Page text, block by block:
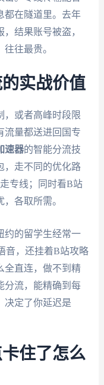
都在隧道里。去年
结果账号被盗，
往最贵。
实战价值
，或者高峰时段限
流量都送进回国专
速器的智能分流技
，走不同的优化路
专线；同时看B站
各取所需。
约的留学生经常一
音，还挂着B站攻略
全直连，做不到精
分流，能精确到每
决定了你延迟是
住了怎么